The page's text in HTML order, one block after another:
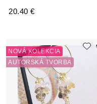
20.40 €
NOVÁ KOLEKCIA
AUTORSKÁ TVORBA